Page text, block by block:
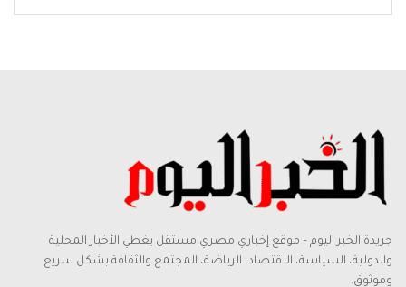
جريدة الخبر اليوم – موقع إخباري مصري مستقل يغطي الأخبار المحلية
والدولية، السياسة، الاقتصاد، الرياضة، المجتمع والثقافة بشكل سريع
وموثوق.